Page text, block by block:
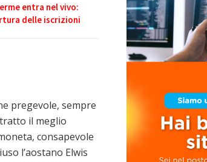
entra nel vivo:
delle iscrizioni
pregevole, sempre
il meglio
consapevole
l’aostano Elwis